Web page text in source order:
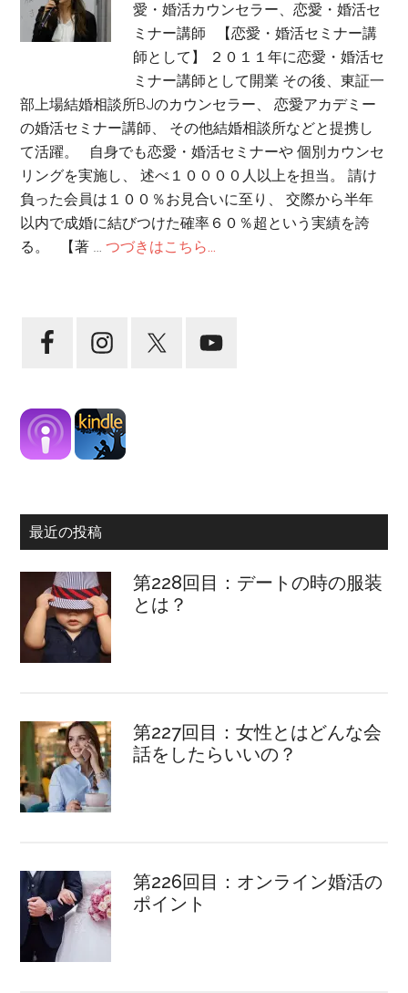
愛・婚活カウンセラー、恋愛・婚活セ
ミナー講師 【恋愛・婚活セミナー講
師として】 ２０１１年に恋愛・婚活セ
ミナー講師として開業 その後、東証一
部上場結婚相談所BJのカウンセラー、 恋愛アカデミー
の婚活セミナー講師、 その他結婚相談所などと提携し
て活躍。 自身でも恋愛・婚活セミナーや 個別カウンセ
リングを実施し、 述べ１００００人以上を担当。 請け
負った会員は１００％お見合いに至り、 交際から半年
以内で成婚に結びつけた確率６０％超という実績を誇
る。 【著 …つづきはこちら...
最近の投稿
第228回目：デートの時の服装
とは？
第227回目：女性とはどんな会
話をしたらいいの？
第226回目：オンライン婚活の
ポイント